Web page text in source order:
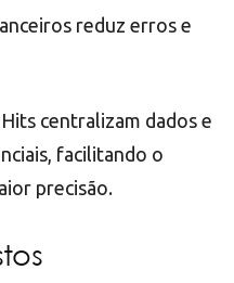
reduz erros e
centralizam dados e
facilitando o
precisão.